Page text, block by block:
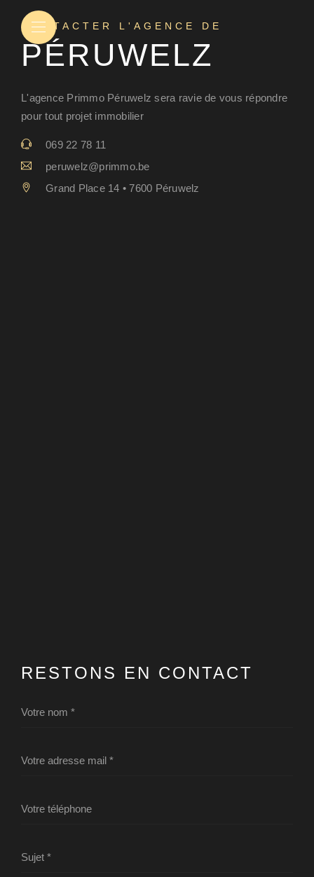
CONTACTER L'AGENCE DE
PÉRUWELZ
L'agence Primmo Péruwelz sera ravie de vous répondre
pour tout projet immobilier
069 22 78 11
peruwelz@primmo.be
Grand Place 14 • 7600 Péruwelz
RESTONS EN CONTACT